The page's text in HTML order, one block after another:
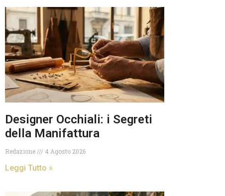
Designer Occhiali: i Segreti
della Manifattura
Redazione 4 Agosto 2026
Leggi Tutto »